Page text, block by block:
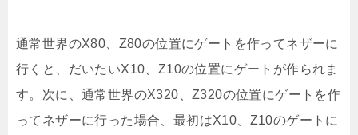
通常世界のX80、Z80の位置にゲートを作ってネザーに
行くと、だいたいX10、Z10の位置にゲートが作られま
す。次に、通常世界のX320、Z320の位置にゲートを作
ってネザーに行った場合、最初はX10、Z10のゲートに